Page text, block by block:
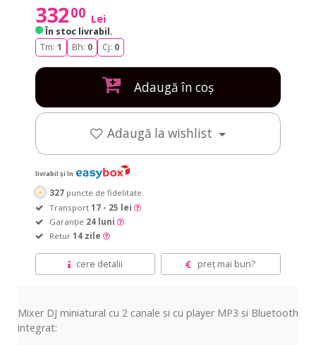
33200 Lei
În stoc livrabil.
Tm: 1 Bh: 0 Cj: 0
Adaugă în coș
Adaugă la wishlist
livrabil și în
327 puncte de fidelitate
Transport 17 - 25 lei
Garanție 24 luni
Retur 14 zile
cere detalii preț mai bun?
Mixer DJ miniatural cu 2 canale si cu player MP3 si Bluetooth
integrat: